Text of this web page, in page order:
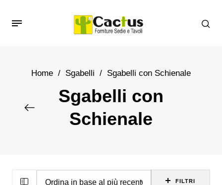
Home / Sgabelli / Sgabelli con Schienale
Sgabelli con
Schienale
FILTRI